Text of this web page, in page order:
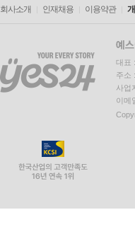
회사소개 인재채용 이용약관
대표
주소
사업
이메